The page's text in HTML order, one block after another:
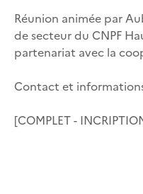
Réunion animée par
de secteur du CNPF
partenariat avec la
Contact et
[COMPLET -